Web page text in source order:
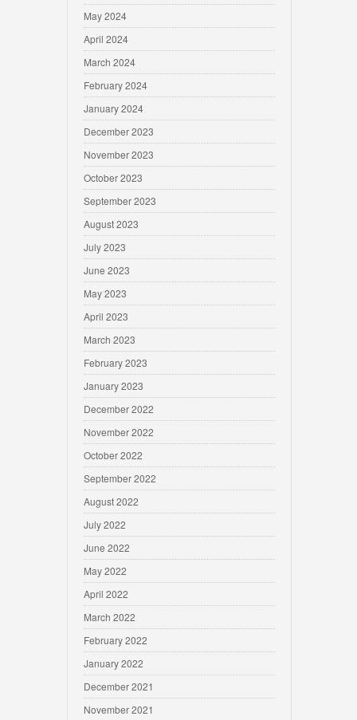
May 2024
April 2024
March 2024
February 2024
January 2024
December 2023
November 2023
October 2023
September 2023
August 2023
July 2023
June 2023
May 2023
April 2023
March 2023
February 2023
January 2023
December 2022
November 2022
October 2022
September 2022
August 2022
July 2022
June 2022
May 2022
April 2022
March 2022
February 2022
January 2022
December 2021
November 2021